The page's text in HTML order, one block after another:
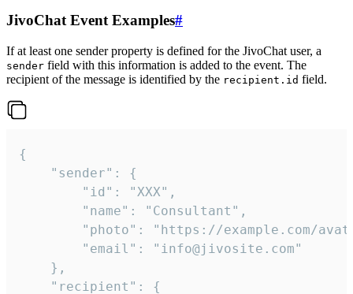
JivoChat Event Examples#
If at least one sender property is defined for the JivoChat user, a
sender field with this information is added to the event. The
recipient of the message is identified by the recipient.id field.
{